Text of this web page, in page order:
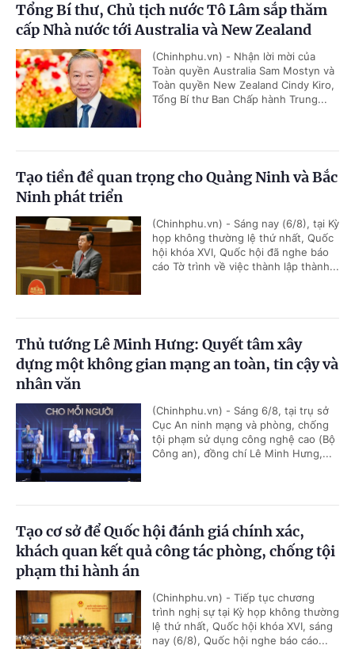
Tổng Bí thư, Chủ tịch nước Tô Lâm sắp thăm
cấp Nhà nước tới Australia và New Zealand
(Chinhphu.vn) - Nhận lời mời của
Toàn quyền Australia Sam Mostyn và
Toàn quyền New Zealand Cindy Kiro,
Tổng Bí thư Ban Chấp hành Trung...
Tạo tiền đề quan trọng cho Quảng Ninh và Bắc
Ninh phát triển
(Chinhphu.vn) - Sáng nay (6/8), tại Kỳ
họp không thường lệ thứ nhất, Quốc
hội khóa XVI, Quốc hội đã nghe báo
cáo Tờ trình về việc thành lập thành...
Thủ tướng Lê Minh Hưng: Quyết tâm xây
dựng một không gian mạng an toàn, tin cậy và
nhân văn
(Chinhphu.vn) - Sáng 6/8, tại trụ sở
Cục An ninh mạng và phòng, chống
tội phạm sử dụng công nghệ cao (Bộ
Công an), đồng chí Lê Minh Hưng,...
Tạo cơ sở để Quốc hội đánh giá chính xác,
khách quan kết quả công tác phòng, chống tội
phạm thi hành án
(Chinhphu.vn) - Tiếp tục chương
trình nghị sự tại Kỳ họp không thường
lệ thứ nhất, Quốc hội khóa XVI, sáng
nay (6/8), Quốc hội nghe báo cáo...